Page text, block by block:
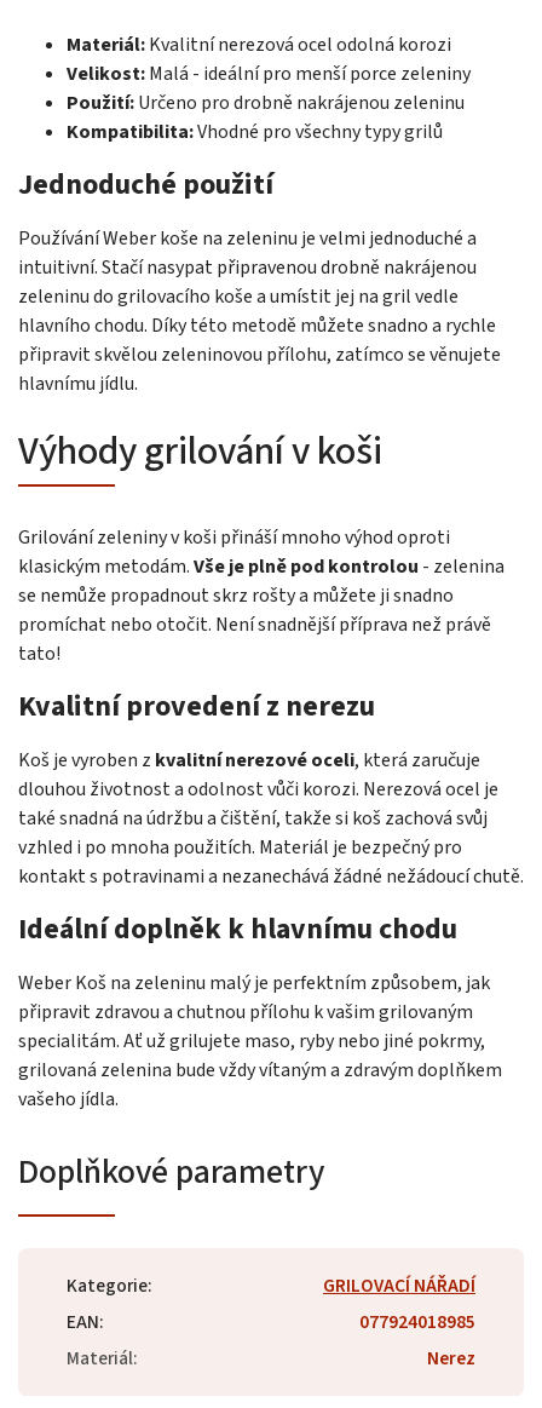
Materiál:Kvalitní nerezová ocel odolná korozi
Velikost:Malá - ideální pro menší porce zeleniny
Použití:Určeno pro drobně nakrájenou zeleninu
Kompatibilita:Vhodné pro všechny typy grilů
Jednoduché použití
Používání Weber koše na zeleninu je velmi jednoduché a
intuitivní. Stačí nasypat připravenou drobně nakrájenou
zeleninu do grilovacího koše a umístit jej na gril vedle
hlavního chodu. Díky této metodě můžete snadno a rychle
připravit skvělou zeleninovou přílohu, zatímco se věnujete
hlavnímu jídlu.
Výhody grilování v koši
Grilování zeleniny v koši přináší mnoho výhod oproti
klasickým metodám.Vše je plně pod kontrolou - zelenina
se nemůže propadnout skrz rošty a můžete ji snadno
promíchat nebo otočit. Není snadnější příprava než právě
tato!
Kvalitní provedení z nerezu
Koš je vyroben z kvalitní nerezové oceli, která zaručuje
dlouhou životnost a odolnost vůči korozi. Nerezová ocel je
také snadná na údržbu a čištění, takže si koš zachová svůj
vzhled i po mnoha použitích. Materiál je bezpečný pro
kontakt s potravinami a nezanechává žádné nežádoucí chutě.
Ideální doplněk k hlavnímu chodu
Weber Koš na zeleninu malý je perfektním způsobem, jak
připravit zdravou a chutnou přílohu k vašim grilovaným
specialitám. Ať už grilujete maso, ryby nebo jiné pokrmy,
grilovaná zelenina bude vždy vítaným a zdravým doplňkem
vašeho jídla.
Doplňkové parametry
Kategorie:
GRILOVACÍ NÁŘADÍ
EAN:
077924018985
Materiál: Nerez